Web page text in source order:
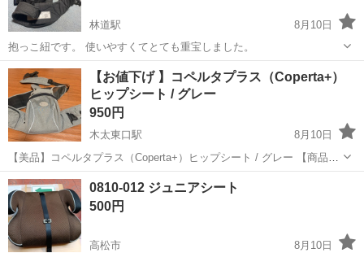
林道駅
8月10日
抱っこ紐です。 使いやすくてとても重宝しました。
香川 高松市 林道駅 ベビー用品
【お値下げ 】コペルタプラス（Coperta+）
ヒップシート / グレー
950円
木太東口駅
8月10日
【美品】コペルタプラス（Coperta+）ヒップシート / グレー 【商品概
要】 人気のコペルタプラスのヒップシートです。 収納力が非常に高
く、ちょっとしたお出かけならこれ一つで十分なほど便利でした。 お
色は落ち着いたグレー...
香川 高松市 ベビー用品
0810-012 ジュニアシート
500円
高松市
8月10日